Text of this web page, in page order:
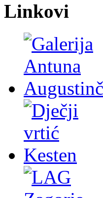
Linkovi